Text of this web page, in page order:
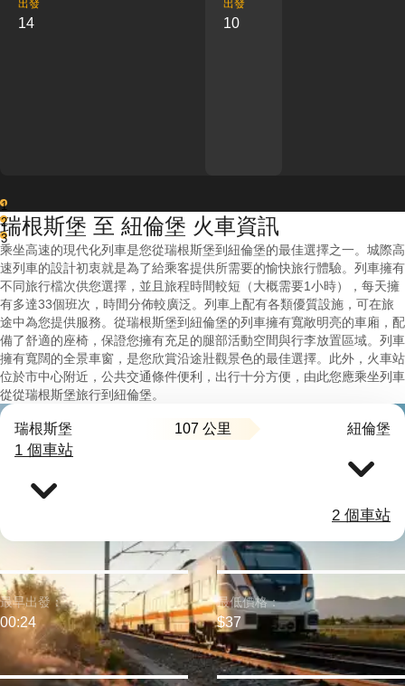
出發
14
出發
10
1
2
3
瑞根斯堡 至 紐倫堡 火車資訊
乘坐高速的現代化列車是您從瑞根斯堡到紐倫堡的最佳選擇之一。城際高
速列車的設計初衷就是為了給乘客提供所需要的愉快旅行體驗。列車擁有
不同旅行檔次供您選擇，並且旅程時間較短（大概需要1小時），每天擁
有多達33個班次，時間分佈較廣泛。列車上配有各類優質設施，可在旅
途中為您提供服務。從瑞根斯堡到紐倫堡的列車擁有寬敞明亮的車廂，配
備了舒適的座椅，保證您擁有充足的腿部活動空間與行李放置區域。列車
擁有寬闊的全景車窗，是您欣賞沿途壯觀景色的最佳選擇。此外，火車站
位於市中心附近，公共交通條件便利，出行十分方便，由此您應乘坐列車
從從瑞根斯堡旅行到紐倫堡。
瑞根斯堡 107 公里 紐倫堡
1 個車站
2 個車站
最早出發：
00:24
最低價格：
$37